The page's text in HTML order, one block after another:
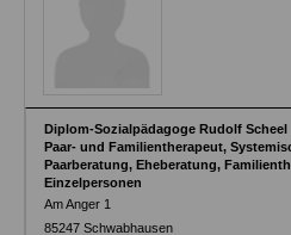
Diplom-Sozialpädagoge Rudolf Scheel
Paar- und Familientherapeut,
Paarberatung, Eheberatung,
Einzelpersonen
Am Anger 1
85247 Schwabhausen